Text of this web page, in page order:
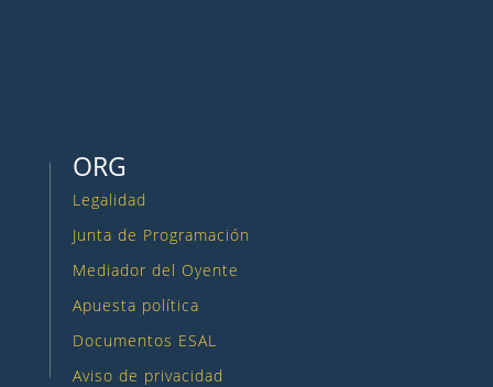
ORG
Legalidad
Junta de Programación
Mediador del Oyente
Apuesta política
Documentos ESAL
Aviso de privacidad